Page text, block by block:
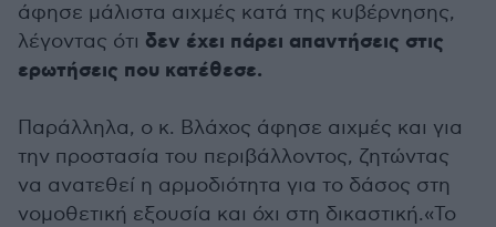
άφησε μάλιστα αιχμές κατά της κυβέρνησης,
λέγοντας ότι δεν έχει πάρει απαντήσεις στις
ερωτήσεις που κατέθεσε.
Παράλληλα, ο κ. Βλάχος άφησε αιχμές και για
την προστασία του περιβάλλοντος, ζητώντας
να ανατεθεί η αρμοδιότητα για το δάσος στη
νομοθετική εξουσία και όχι στη δικαστική.«Το